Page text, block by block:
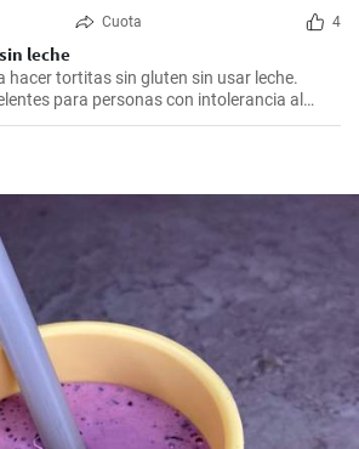
Cuota 4
leche
hacer tortitas sin gluten sin usar leche.
para personas con intolerancia al